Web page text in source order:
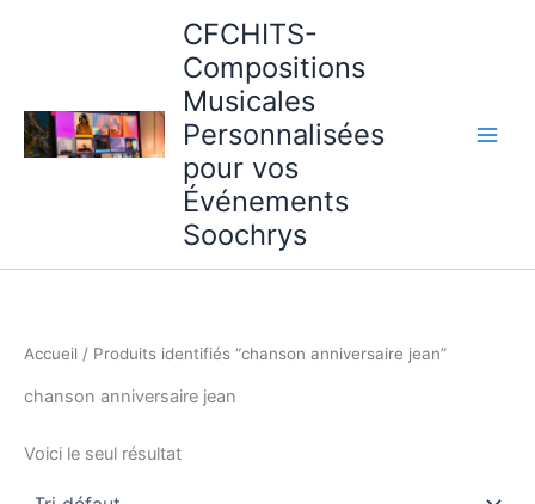
CFCHITS-
Compositions
Musicales
Personnalisées
pour vos
Événements
Soochrys
Accueil / Produits identifiés “chanson anniversaire jean”
chanson anniversaire jean
Voici le seul résultat